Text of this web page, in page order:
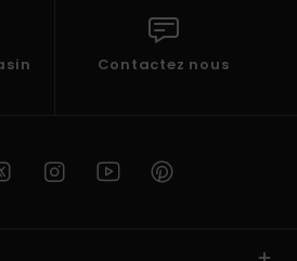
Contactez nous